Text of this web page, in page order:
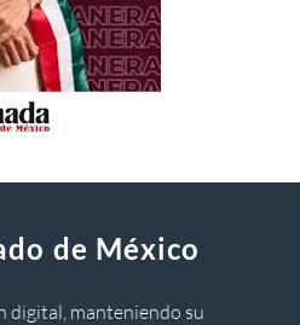
de México
digital, manteniendo su